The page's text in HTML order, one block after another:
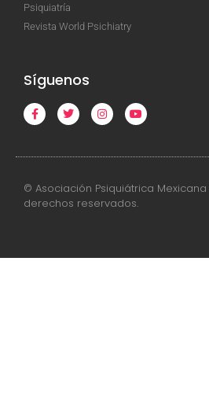
Psiquiatría
Revista World Psichiatry
Síguenos
© Asociación Psiquiátrica Mexicana
derechos reservados.